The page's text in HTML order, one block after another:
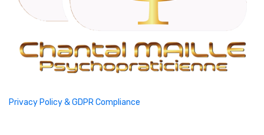
Privacy Policy & GDPR Compliance